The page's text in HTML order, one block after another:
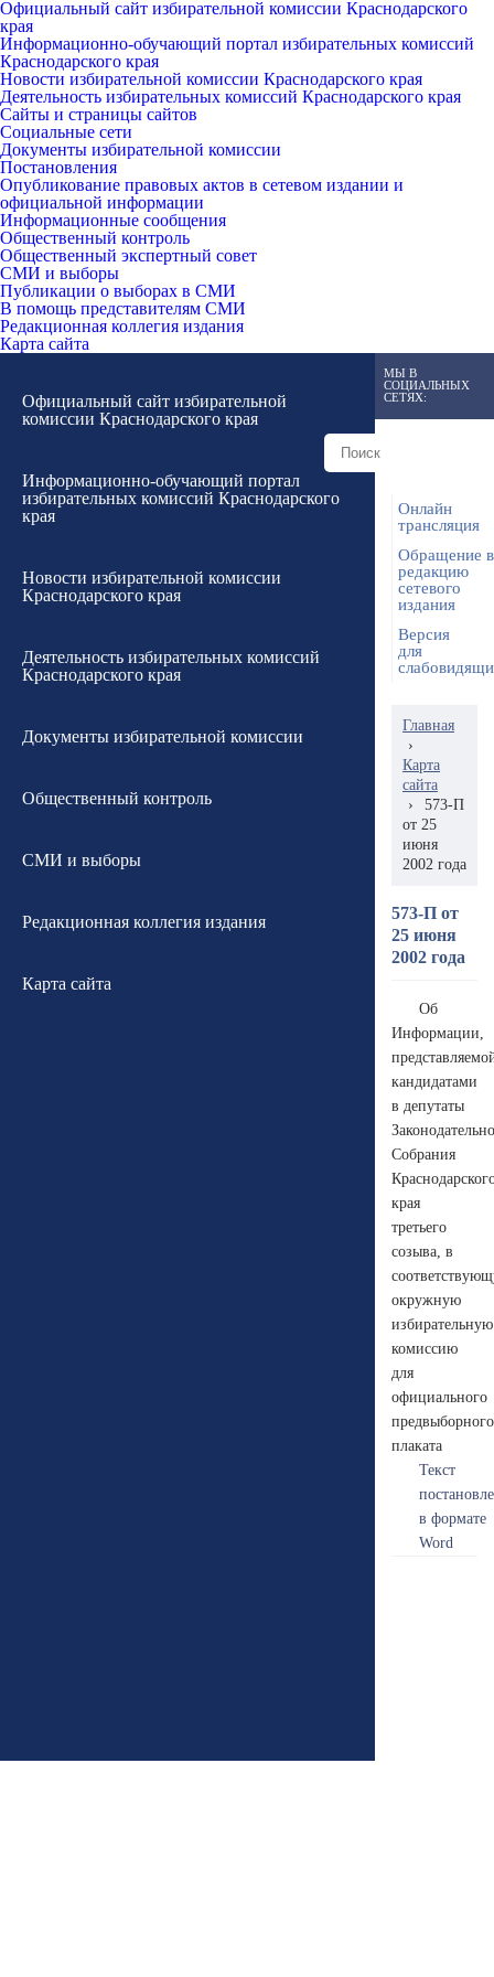
Официальный сайт избирательной комиссии Краснодарского
края
Информационно-обучающий портал избирательных комиссий
Краснодарского края
Новости избирательной комиссии Краснодарского края
Деятельность избирательных комиссий Краснодарского края
Сайты и страницы сайтов
Социальные сети
Документы избирательной комиссии
Постановления
Опубликование правовых актов в сетевом издании и
официальной информации
Информационные сообщения
Общественный контроль
Общественный экспертный совет
СМИ и выборы
Публикации о выборах в СМИ
В помощь представителям СМИ
Редакционная коллегия издания
Карта сайта
Официальный сайт избирательной
комиссии Краснодарского края
Информационно-обучающий портал
избирательных комиссий Краснодарского
края
Новости избирательной комиссии
Краснодарского края
Деятельность избирательных комиссий
Краснодарского края
Документы избирательной комиссии
Общественный контроль
СМИ и выборы
Редакционная коллегия издания
Карта сайта
МЫ В
СОЦИАЛЬНЫХ
СЕТЯХ:
Онлайн
трансляция
Обращение в
редакцию
сетевого
издания
Версия
для
Главная
›
Карта
сайта
›
573-П
от 25
июня
2002 года
573-П от
25 июня
2002 года
Об
Информации,
кандидатами
в депутаты
Собрания
края
третьего
созыва, в
окружную
избирательную
комиссию
для
официального
предвыборного
плаката
Текст
в формате
Word